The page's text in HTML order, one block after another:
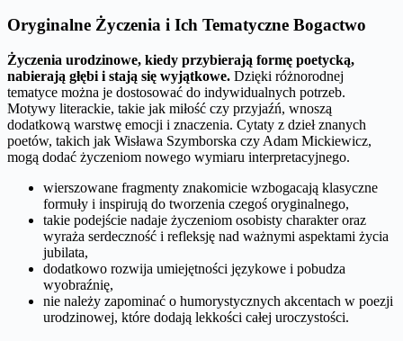
Oryginalne Życzenia i Ich Tematyczne Bogactwo
Życzenia urodzinowe, kiedy przybierają formę poetycką,
nabierają głębi i stają się wyjątkowe. Dzięki różnorodnej
tematyce można je dostosować do indywidualnych potrzeb.
Motywy literackie, takie jak miłość czy przyjaźń, wnoszą
dodatkową warstwę emocji i znaczenia. Cytaty z dzieł znanych
poetów, takich jak Wisława Szymborska czy Adam Mickiewicz,
mogą dodać życzeniom nowego wymiaru interpretacyjnego.
wierszowane fragmenty znakomicie wzbogacają klasyczne
formuły i inspirują do tworzenia czegoś oryginalnego,
takie podejście nadaje życzeniom osobisty charakter oraz
wyraża serdeczność i refleksję nad ważnymi aspektami życia
jubilata,
dodatkowo rozwija umiejętności językowe i pobudza
wyobraźnię,
nie należy zapominać o humorystycznych akcentach w poezji
urodzinowej, które dodają lekkości całej uroczystości.